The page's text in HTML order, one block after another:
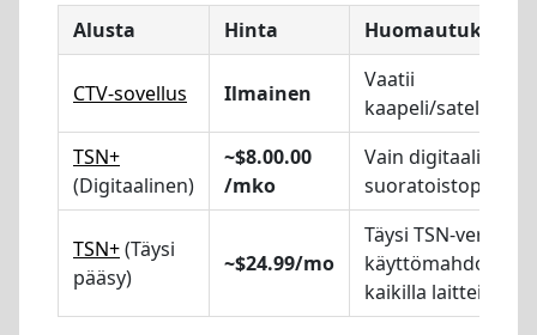
Alusta Hinta Huomautukset
CTV-sovellus Ilmainen
Vaatii
kaapeli/
TSN+
(Digitaalinen)
~$8.00.00
/mko
Vain digitaalinen
suoratoistopalvelu
TSN+(Täysi
pääsy)
~$24.99/mo
Täysi TSN-verkon
kaikilla laitteilla